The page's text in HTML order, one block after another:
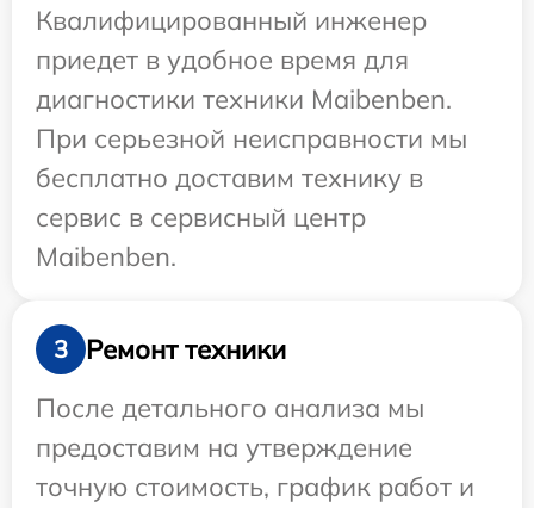
Квалифицированный инженер
приедет в удобное время для
диагностики техники Maibenben.
При серьезной неисправности мы
бесплатно доставим технику в
сервис в сервисный центр
Maibenben.
3
Ремонт техники
После детального анализа мы
предоставим на утверждение
точную стоимость, график работ и